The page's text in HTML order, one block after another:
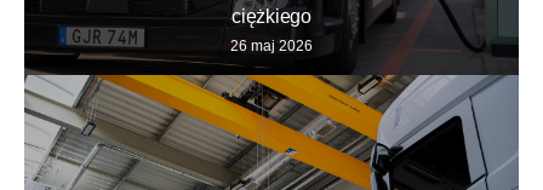
ciężkiego
26 maj 2026